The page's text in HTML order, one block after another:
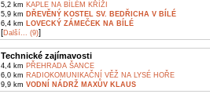
5,2 km KAPLE NA BÍLÉM KŘÍŽI
5,9 km DŘEVĚNÝ KOSTEL SV. BEDŘICHA V BÍLÉ
6,4 km LOVECKÝ ZÁMEČEK NA BÍLÉ
[Další... (9)]
Technické zajímavosti
4,4 km PŘEHRADA ŠANCE
6,0 km RADIOKOMUNIKAČNÍ VĚŽ NA LYSÉ HOŘE
9,9 km VODNÍ NÁDRŽ MAXŮV KLAUS